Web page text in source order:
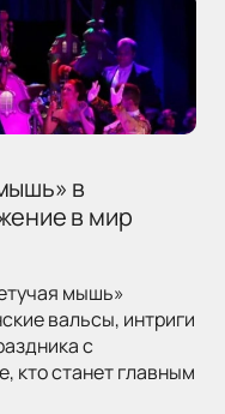
в
в мир
мышь»
вальсы, интриги
с
кто станет главным